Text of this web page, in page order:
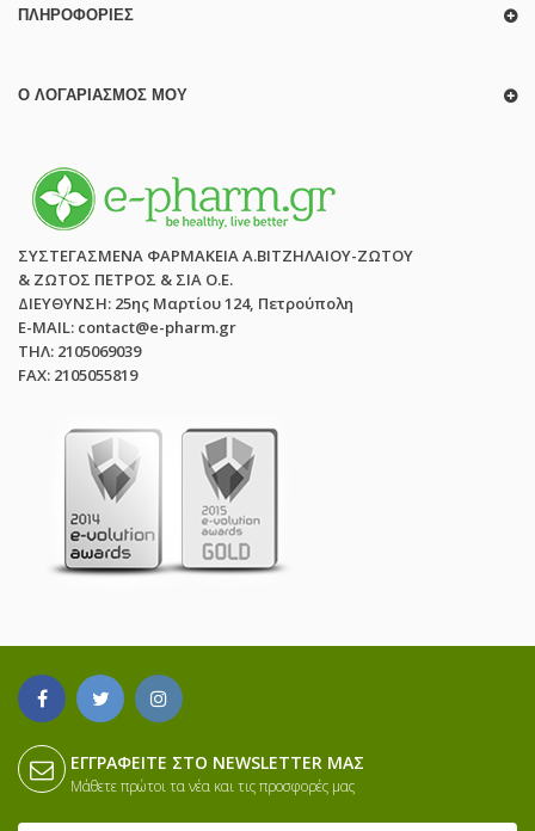
ΠΛΗΡΟΦΟΡΊΕΣ
Ο ΛΟΓΑΡΙΑΣΜΌΣ ΜΟΥ
ΣΥΣΤΕΓΑΣΜΕΝΑ ΦΑΡΜΑΚΕΙΑ Α.ΒΙΤΖΗΛΑΙΟΥ-ΖΩΤΟΥ
& ΖΩΤΟΣ ΠΕΤΡΟΣ & ΣΙΑ Ο.Ε.
ΔΙΕΥΘΥΝΣΗ: 25ης Μαρτίου 124, Πετρούπολη
E-MAIL: contact@e-pharm.gr
ΤΗΛ: 2105069039
FAX: 2105055819
ΕΓΓΡΑΦΕΊΤΕ ΣΤΟ NEWSLETTER ΜΑΣ
Μάθετε πρώτοι τα νέα και τις προσφορές μας